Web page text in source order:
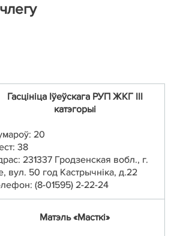
Гасцініца ІўеўскагаРУП ЖКГ III
катэгорыi
20
38
231337 Гродзенская вобл., г.
вул. 50 год Кастрычніка, д.22
(8-01595) 2-22-24
Матэль «Масткi»